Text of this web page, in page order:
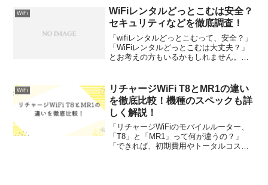
る人は365チャージWiFiを、デー...
WiFi
WiFiレンタルどっとこむは安全？
セキュリティなどを徹底調査！
「wifiレンタルどっとこむって、安全？」
「WiFiレンタルどっとこむは大丈夫？」
とお考えの方もいるかもしれません。
ゴロ出てきますよね。「怪しくない
か？」「個人情報...
WiFi
リチャージWiFi T8とMR1の違い
を徹底比較！機種のスペックも詳
しく解説！
「リチャージWiFiのモバイルルーター、
「T8」と「MR1」って何が違うの？」
「できれば、初期費用やトータルコスト